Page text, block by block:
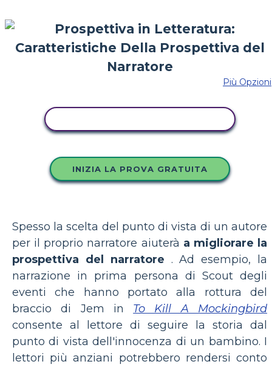
Più Opzioni
INIZIA LA PROVA GRATUITA
Spesso la scelta del punto di vista di un autore
per il proprio narratore aiuterà a migliorare la
prospettiva del narratore . Ad esempio, la
narrazione in prima persona di Scout degli
eventi che hanno portato alla rottura del
braccio di Jem in To Kill A Mockingbird
consente al lettore di seguire la storia dal
punto di vista dell'innocenza di un bambino. I
lettori più anziani potrebbero rendersi conto